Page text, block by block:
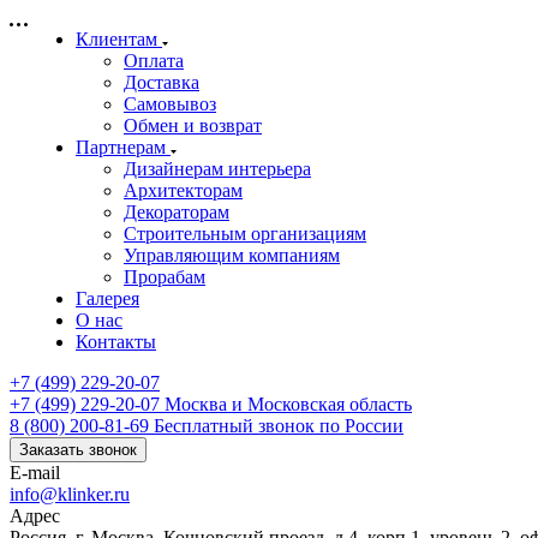
Клиентам
Оплата
Доставка
Самовывоз
Обмен и возврат
Партнерам
Дизайнерам интерьера
Архитекторам
Декораторам
Строительным организациям
Управляющим компаниям
Прорабам
Галерея
О нас
Контакты
+7 (499) 229-20-07
+7 (499) 229-20-07 Москва и Московская область
8 (800) 200-81-69 Бесплатный звонок по России
Заказать звонок
E-mail
info@klinker.ru
Адрес